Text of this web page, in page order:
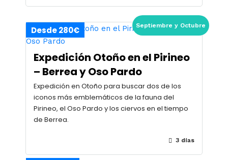
Septiembre y Octubre
Desde 280€
Expedición Otoño en el Pirineo
– Berrea y Oso Pardo
Expedición en Otoño para buscar dos de los
iconos más emblemáticos de la fauna del
Pirineo, el Oso Pardo y los ciervos en el tiempo
de Berrea.
3 días